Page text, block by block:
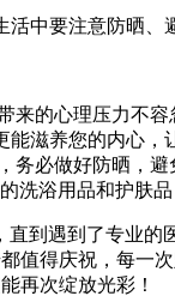
活中要注意防晒
来的心理压力不
滋养您的内心，
务必做好防晒，
洗浴用品和护肤
到遇到了专业
值得庆祝，每一
再次绽放光彩！